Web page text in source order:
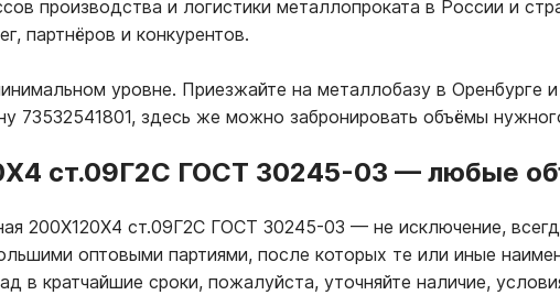
производства и логистики металлопроката в России и
партнёров и конкурентов.
уровне. Приезжайте на металлобазу в Оренбурге
73532541801, здесь же можно забронировать объёмы
ст.09Г2С ГОСТ 30245-03 — любые
200Х120Х4 ст.09Г2С ГОСТ 30245-03 — не исключение,
оптовыми партиями, после которых те или иные
в кратчайшие сроки, пожалуйста, уточняйте наличие,